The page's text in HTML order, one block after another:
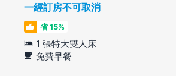
一經訂房不可取消
省 15%
1 張特大雙人床
免費早餐